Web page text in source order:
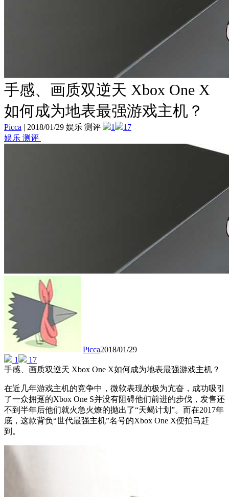
手感、画质双逆天 Xbox One X
如何成为地表最强游戏主机？
Picca | 2018/01/29 娱乐 测评 1
17
娱乐 测评
Picca2018/01/29
1
17
手感、画质双逆天 Xbox One X如何成为地表最强游戏主机？
在近几年游戏主机的竞争中，微软表现的极为亢奋，成功吸引
了一众拥趸的Xbox One S并没有阻碍他们前进的步伐，发售还
不到半年后他们就火急火燎的抛出了“天蝎计划”。而在2017年
底，这款背负“世代最强主机”名号的Xbox One X便拍马赶
到。